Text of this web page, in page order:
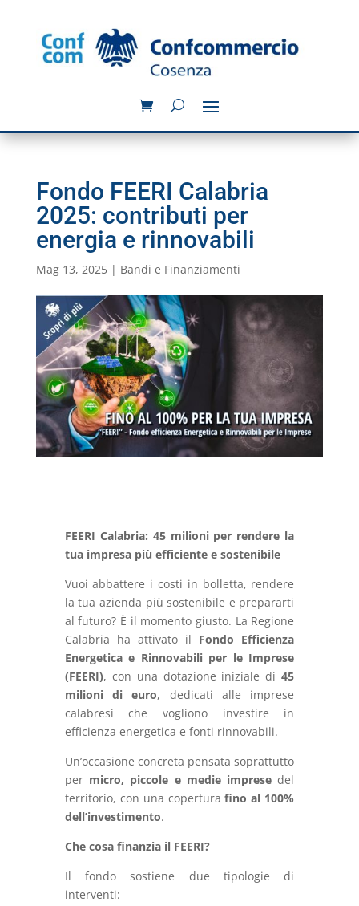
Fondo FEERI Calabria
2025: contributi per
energia e rinnovabili
Mag 13, 2025| Bandi e Finanziamenti
FEERI Calabria: 45 milioni per rendere la
tua impresa più efficiente e sostenibile
Vuoiabbattere icosti in bolletta, rendere
latua azienda piùsostenibile e prepararti
alfuturo? È il momento giusto. La Regione
Calabria ha attivato il Fondo Efficienza
Energeticae Rinnovabili per le Imprese
(FEERI), con una dotazione inizialedi45
milioni dieuro, dedicatialle imprese
calabresichevogliono investire in
efficienza energetica e fonti rinnovabili.
Un’occasione concreta pensatasoprattutto
per micro, piccole e medie imprese del
territorio, con una coperturafinoal 100%
dell’investimento.
Che cosa finanzia il FEERI?
Il fondosostiene duetipologiedi
interventi: